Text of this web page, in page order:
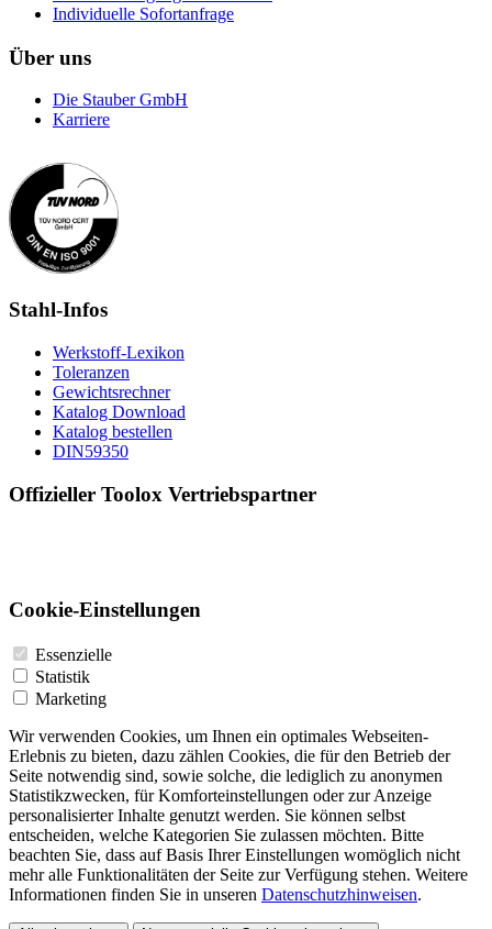
Individuelle Sofortanfrage
Über uns
Die Stauber GmbH
Karriere
Stahl-Infos
Werkstoff-Lexikon
Toleranzen
Gewichtsrechner
Katalog Download
Katalog bestellen
DIN59350
Offizieller Toolox Vertriebspartner
Cookie-Einstellungen
Essenzielle
Statistik
Marketing
Wir verwenden Cookies, um Ihnen ein optimales Webseiten-
Erlebnis zu bieten, dazu zählen Cookies, die für den Betrieb der
Seite notwendig sind, sowie solche, die lediglich zu anonymen
Statistikzwecken, für Komforteinstellungen oder zur Anzeige
personalisierter Inhalte genutzt werden. Sie können selbst
entscheiden, welche Kategorien Sie zulassen möchten. Bitte
beachten Sie, dass auf Basis Ihrer Einstellungen womöglich nicht
mehr alle Funktionalitäten der Seite zur Verfügung stehen. Weitere
Informationen finden Sie in unseren Datenschutzhinweisen.